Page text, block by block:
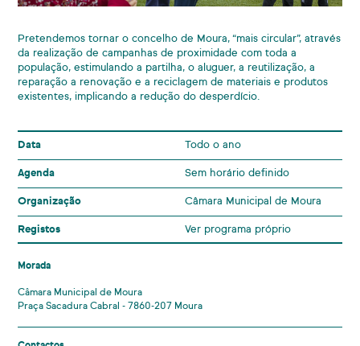
Pretendemos tornar o concelho de Moura, “mais circular”, através
da realização de campanhas de proximidade com toda a
população, estimulando a partilha, o aluguer, a reutilização, a
reparação a renovação e a reciclagem de materiais e produtos
existentes, implicando a redução do desperdício.
Data Todo o ano
Agenda Sem horário definido
Organização Câmara Municipal de Moura
Registos Ver programa próprio
Morada
Câmara Municipal de Moura
Praça Sacadura Cabral - 7860-207 Moura